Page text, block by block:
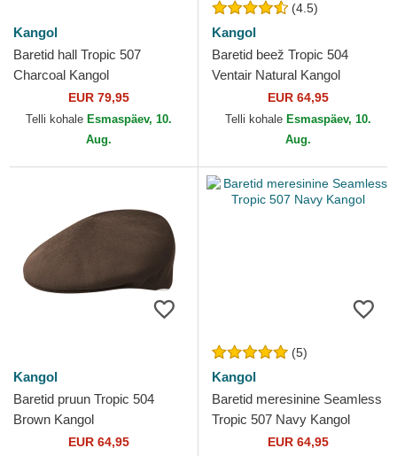
Kangol
Baretid hall Tropic 507
Charcoal Kangol
EUR 79,95
Telli kohale Esmaspäev, 10.
Aug.
(4.5)
Kangol
Baretid beež Tropic 504
Ventair Natural Kangol
EUR 64,95
Telli kohale Esmaspäev, 10.
Aug.
Kangol
Baretid pruun Tropic 504
Brown Kangol
EUR 64,95
(5)
Kangol
Baretid meresinine Seamless
Tropic 507 Navy Kangol
EUR 64,95